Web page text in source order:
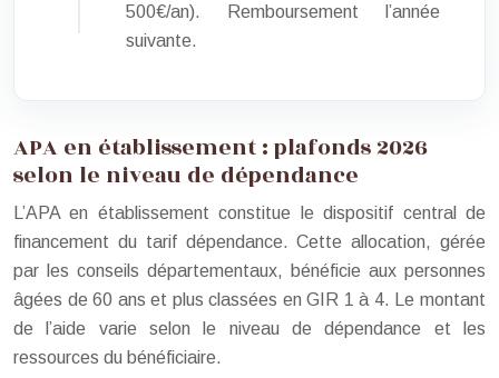
500€/an). Remboursement l’année
suivante.
APA en établissement : plafonds 2026
selon le niveau de dépendance
L’APA en établissement constitue le dispositif central de
financement du tarif dépendance. Cette allocation, gérée
par les conseils départementaux, bénéficie aux personnes
âgées de 60 ans et plus classées en GIR 1 à 4. Le montant
de l’aide varie selon le niveau de dépendance et les
ressources du bénéficiaire.